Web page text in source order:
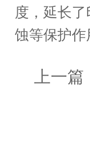
度，延长
蚀等保护作
上一篇